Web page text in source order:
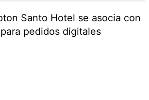
Santo Hotel se asocia con
para pedidos digitales